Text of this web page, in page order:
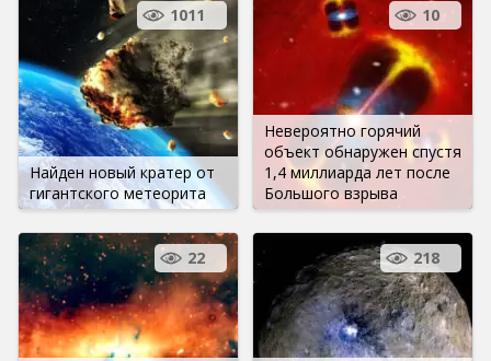
Найден новый кратер от
гигантского метеорита
1011
Невероятно горячий
объект обнаружен спустя
1,4 миллиарда лет после
Большого взрыва
10
22 218